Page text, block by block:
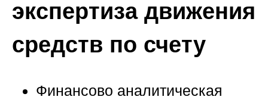
экспертиза движения
средств по счету
Финансово аналитическая